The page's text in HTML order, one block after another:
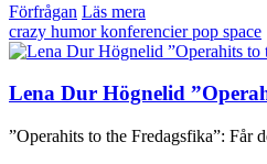
Förfrågan Läs mera
crazy humorkonferencierpop space
Lena Dur Högnelid
”Operahits to the Fredagsfika”: Får